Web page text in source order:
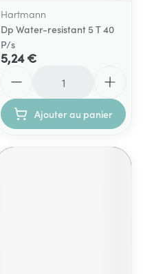
Hartmann
Dp Water-resistant 5 T 40
P/s
5,24 €
Ajouter au panier